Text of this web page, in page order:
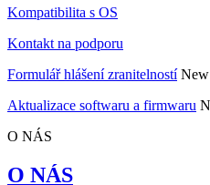
Kompatibilita s OS
Kontakt na podporu
Formulář hlášení zranitelností New
Aktualizace softwaru a firmwaru
O NÁS
O NÁS